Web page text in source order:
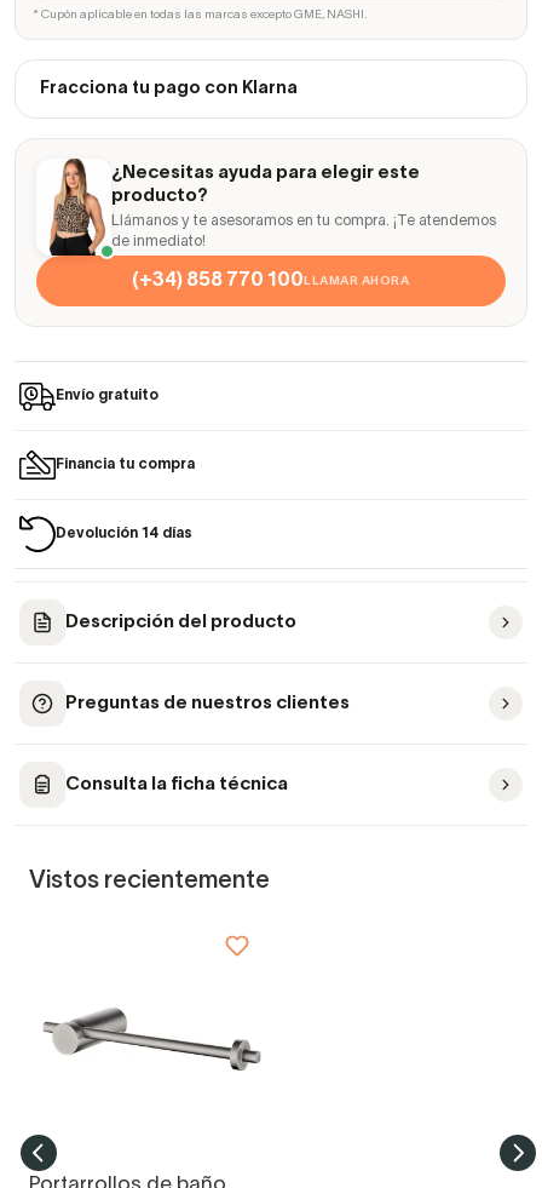
* Cupón aplicable en todas las marcas excepto GME, NASHI.
Fracciona tu pago con Klarna
¿Necesitas ayuda para elegir este
producto?
Llámanos y te asesoramos en tu compra. ¡Te atendemos
de inmediato!
(+34) 858 770 100LLAMAR AHORA
Envío gratuito
Financia tu compra
Devolución 14 días
Descripción del producto
Preguntas de nuestros clientes
Consulta la ficha técnica
Vistos recientemente